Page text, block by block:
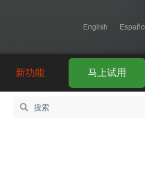
English Español
马上试用
新功能